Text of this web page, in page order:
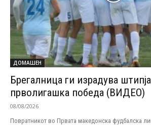
ДОМАШЕН
Брегалница ги израдува
прволигашка победа (ВИДЕО)
08/08/2026
Повратникот во Првата македонска фудбалска